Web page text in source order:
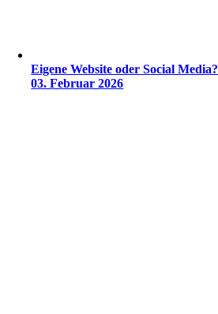
Eigene Website oder Social Media?
03. Februar 2026